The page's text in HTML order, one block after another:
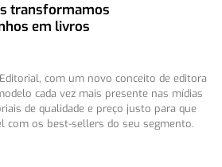
transformamos
em livros
com um novo conceito de editora
cada vez mais presente nas mídias
de qualidade e preço justo para que
com os best-sellers do seu segmento.